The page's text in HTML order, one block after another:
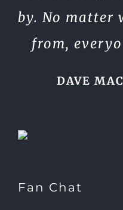
by. No matter
from,
DAVE
Fan Chat